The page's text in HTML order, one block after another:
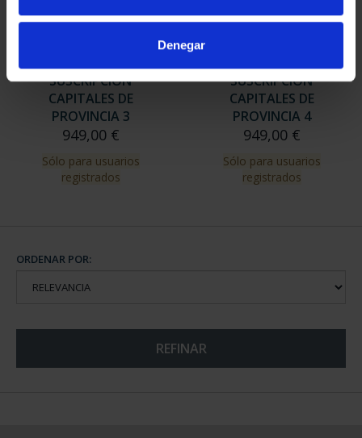
Denegar
SUSCRIPCIÓN
CAPITALES DE
PROVINCIA 3
949,00 €
Sólo para usuarios
registrados
SUSCRIPCIÓN
CAPITALES DE
PROVINCIA 4
949,00 €
Sólo para usuarios
registrados
ORDENAR POR:
REFINAR